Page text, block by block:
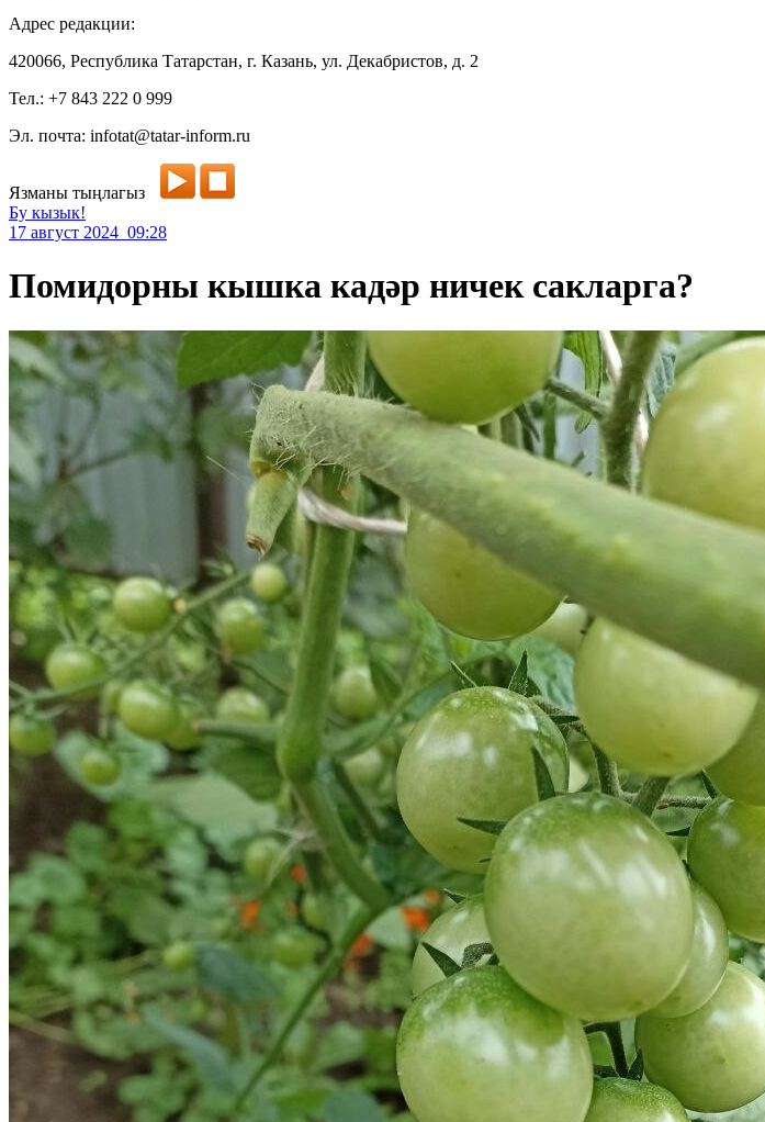
Адрес редакции:
420066, Республика Татарстан, г. Казань, ул. Декабристов, д. 2
Тел.: +7 843 222 0 999
Эл. почта: infotat@tatar-inform.ru
Язманы тыңлагыз
Бу кызык!
17 август 2024 09:28
Помидорны кышка кадәр ничек сакларга?